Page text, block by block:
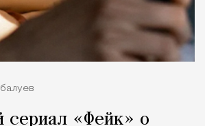
сериал «Фейк» о